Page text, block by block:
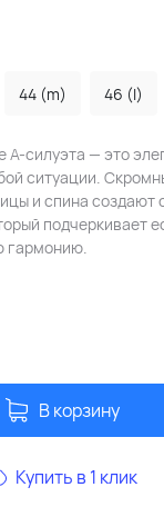
44 (m) 46 (l)
А-силуэта — это
ситуации.
и спина создают
подчеркивает
гармонию.
В корзину
Купить в 1 клик